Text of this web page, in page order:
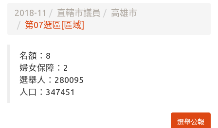
2018-11 直轄市議員
高雄市
第07選區[區域]
名額：8
婦女保障：2
選舉人：280095
人口：347451
選舉公報